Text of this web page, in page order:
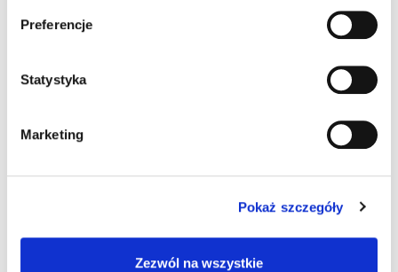
Preferencje
Statystyka
Marketing
Pokaż szczegóły
Zezwól na wszystkie
Staramy się wejść w rolę klienta i odgadnąć wszystkie
życzenia i potrzeby. Chcemy być wiarygodnym doradcą w